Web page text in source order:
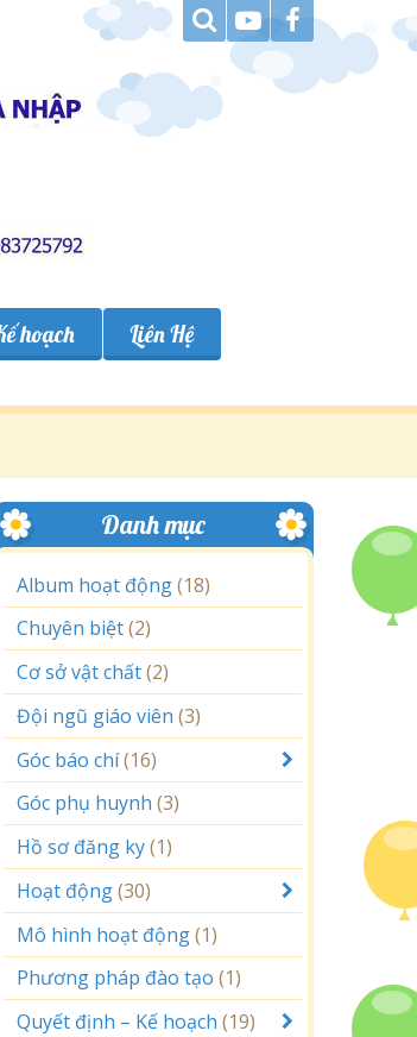
hoạch Liên Hệ
Danh mục
Album hoạt động(18)
Chuyên biệt(2)
Cơ sở vật chất(2)
Đội ngũ giáo viên (3)
Góc báo chí(16)
Góc phụ huynh (3)
Hồ sơ đăng ky(1)
Hoạt động(30)
Mô hình hoạt động(1)
Phương pháp đào tạo (1)
Quyết định – Kế hoạch (19)